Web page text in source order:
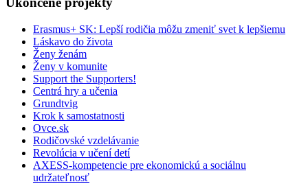
Erasmus+ SK: Lepší rodičia môžu zmeniť svet k lepšiemu
Láskavo do života
Ženy ženám
Ženy v komunite
Support the Supporters!
Centrá hry a učenia
Grundtvig
Krok k samostatnosti
Ovce.sk
Rodičovské vzdelávanie
Revolúcia v učení detí
AXESS-kompetencie pre ekonomickú a sociálnu
udržateľnosť